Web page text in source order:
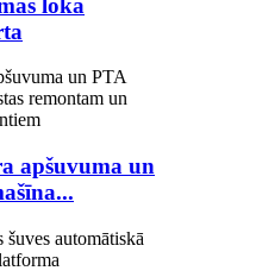
apšuvuma un